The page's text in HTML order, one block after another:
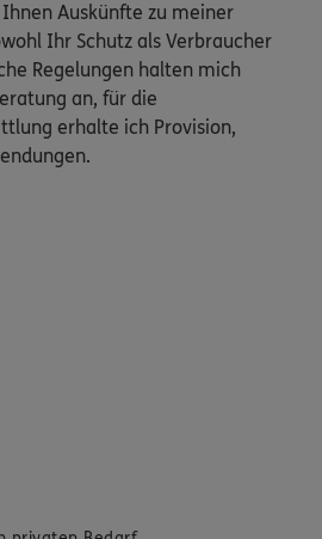
Auskünfte zu meiner
Ihr Schutz als Verbraucher
Regelungen halten mich
an, für die
erhalte ich Provision,